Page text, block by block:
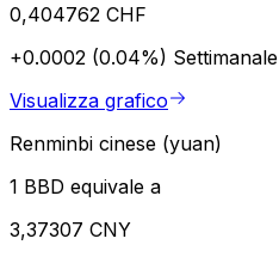
0,404762 CHF
+0.0002 (0.04%) Settimanale
Visualizza grafico
Renminbi cinese (yuan)
1 BBD equivale a
3,37307 CNY